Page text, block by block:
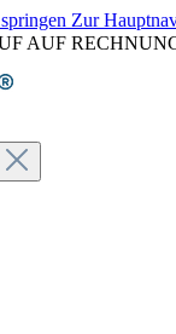
Zur
AUF